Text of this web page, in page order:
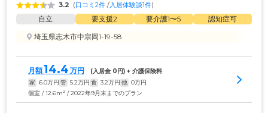
3.2 (口コミ2件 /入居体験談1件)
自立 要支援2 要介護1〜5
認知症可
埼玉県志木市中宗岡1-19-58
月額14.4 万円 (入居金 0円) + 介護保険料
家 6.0万円 管 5.2万円 食 3.2万円 他 0万円
個室 / 12.6m2 / 2022年9月末までのプラン